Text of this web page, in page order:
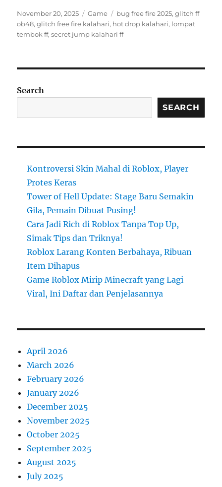
Posted
on
November 20, 2025 Categories
Game Tags
bug free fire 2025,glitch ff
ob48,glitch free fire kalahari, hot drop kalahari, lompat
tembok ff,secret jump kalahari ff
Search
SEARCH
Kontroversi Skin Mahal di Roblox, Player
Protes Keras
Tower of Hell Update: Stage Baru Semakin
Gila, Pemain Dibuat Pusing!
Cara Jadi Rich di Roblox Tanpa Top Up,
Simak Tips dan Triknya!
Roblox Larang Konten Berbahaya, Ribuan
Item Dihapus
Game Roblox Mirip Minecraft yang Lagi
Viral, Ini Daftar dan Penjelasannya
April 2026
March 2026
February 2026
January 2026
December 2025
November 2025
October 2025
September 2025
August 2025
July 2025